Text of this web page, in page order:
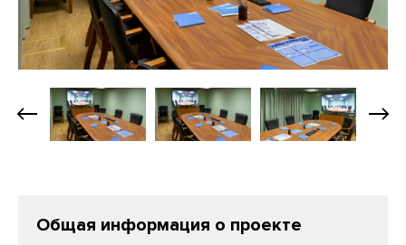
Общая информация о проекте